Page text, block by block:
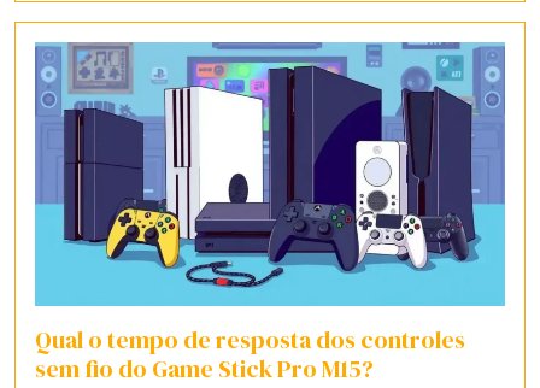
Qual o tempo de resposta dos controles
sem fio do Game Stick Pro M15?